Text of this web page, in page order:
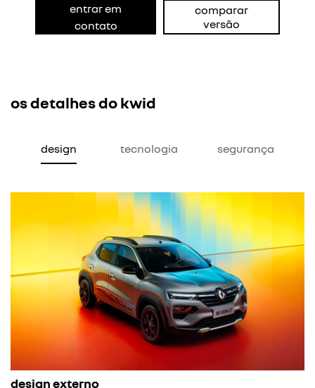
entrar em
contato
comparar
versão
os detalhes do kwid
design tecnologia segurança
nova cor